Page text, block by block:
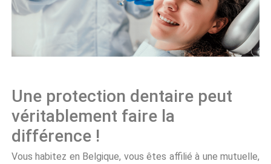
Une protection dentaire peut
véritablement faire la
différence !
Vous habitez en Belgique, vous êtes affilié à une mutuelle,